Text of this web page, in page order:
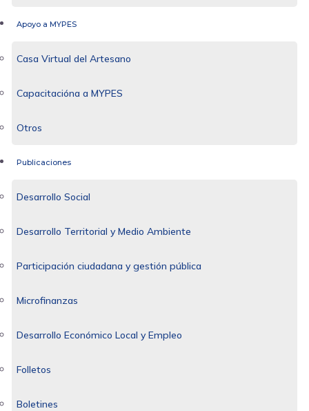
Apoyo a MYPES
Casa Virtual del Artesano
Capacitacióna a MYPES
Otros
Publicaciones
Desarrollo Social
Desarrollo Territorial y Medio Ambiente
Participación ciudadana y gestión pública
Microfinanzas
Desarrollo Económico Local y Empleo
Folletos
Boletines